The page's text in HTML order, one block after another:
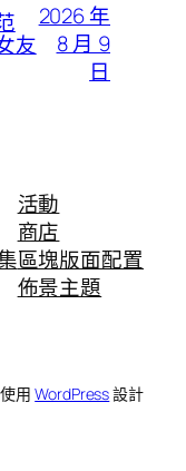
友
2026 年
8 月 9
日
活動
商店
區塊版面配置
佈景主題
使用WordPress設計